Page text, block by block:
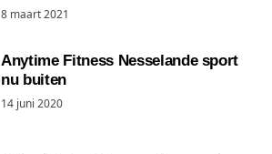
8 maart 2021
Anytime Fitness Nesselande sport
nu buiten
14 juni 2020